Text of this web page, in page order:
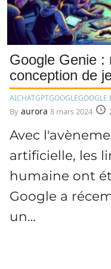
Google Genie :
conception de
AICHATGPTGOOGLEGOOGLE
By aurora 8 mars 2024
Avec
artificielle, les
humaine ont
Google a
un…